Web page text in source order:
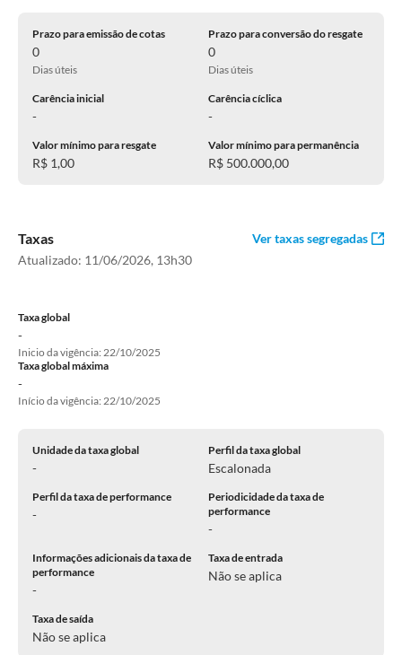
Prazo para emissão de cotas
0
Dias úteis
Prazo para conversão do resgate
0
Dias úteis
Carência inicial
-
Carência cíclica
-
Valor mínimo para resgate
R$ 1,00
Valor mínimo para permanência
R$ 500.000,00
Taxas
Atualizado: 11/06/2026, 13h30
Ver taxas segregadas
Taxa global
-
Inicio da vigência: 22/10/2025
Taxa global máxima
-
Início da vigência: 22/10/2025
Unidade da taxa global
-
Perfil da taxa global
Escalonada
Perfil da taxa de performance
-
Periodicidade da taxa de
performance
-
Informações adicionais da taxa de
performance
-
Taxa de entrada
Não se aplica
Taxa de saída
Não se aplica